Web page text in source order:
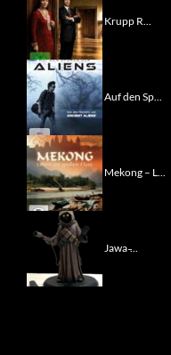
Krupp R...
Auf den Sp...
Mekong – L...
Jawa ̵...